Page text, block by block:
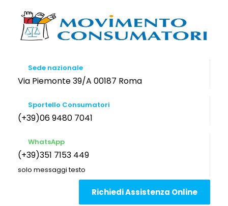
Sede nazionale
Via Piemonte 39/A 00187 Roma
Sportello Consumatori
(+39)06 9480 7041
WhatsApp
(+39)351 7153 449
solo messaggi testo
Richiedi Assistenza Online